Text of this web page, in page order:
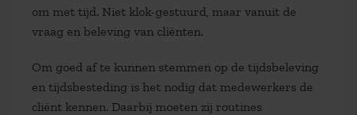
om met tijd. Niet klok-gestuurd, maar vanuit de
vraag en beleving van cliënten.
Om goed af te kunnen stemmen op de tijdsbeleving
en tijdsbesteding is het nodig dat medewerkers de
cliënt kennen. Daarbij moeten zij routines